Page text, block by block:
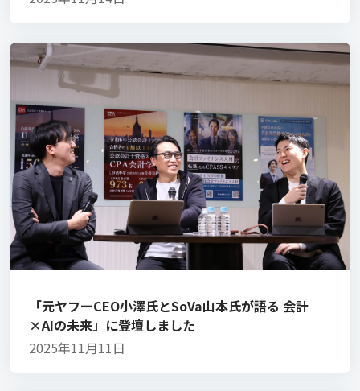
「元ヤフーCEO小澤氏とSoVa山本氏が語る 会計
×AIの未来」に登壇しました
2025年11月11日